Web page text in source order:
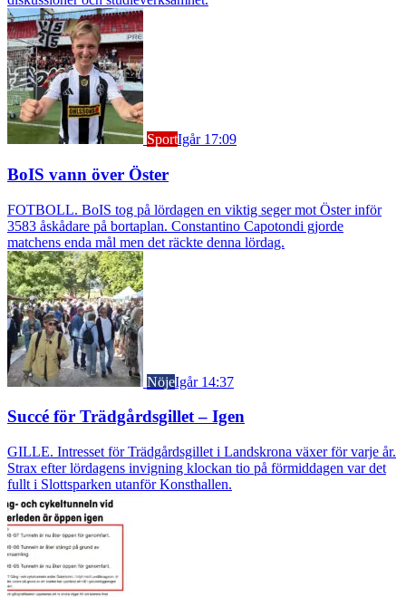
SportIgår 17:09
BoIS vann över Öster
FOTBOLL. BoIS tog på lördagen en viktig seger mot Öster inför
3583 åskådare på bortaplan. Constantino Capotondi gjorde
matchens enda mål men det räckte denna lördag.
NöjeIgår 14:37
Succé för Trädgårdsgillet – Igen
GILLE. Intresset för Trädgårdsgillet i Landskrona växer för varje år.
Strax efter lördagens invigning klockan tio på förmiddagen var det
fullt i Slottsparken utanför Konsthallen.